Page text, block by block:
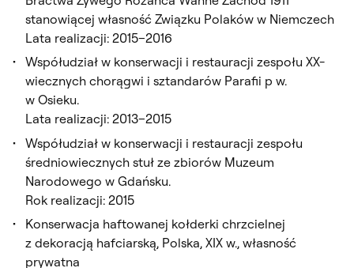
stanowiącej własność Związku Polaków w Niemczech
Lata realizacji: 2015–2016
Współudział w konserwacji i restauracji zespołu XX-
wiecznych chorągwi i sztandarów Parafii p w.
w Osieku.
Lata realizacji: 2013–2015
Współudział w konserwacji i restauracji zespołu
średniowiecznych stuł ze zbiorów Muzeum
Narodowego w Gdańsku.
Rok realizacji: 2015
Konserwacja haftowanej kołderki chrzcielnej
z dekoracją hafciarską, Polska, XIX w., własność
prywatna